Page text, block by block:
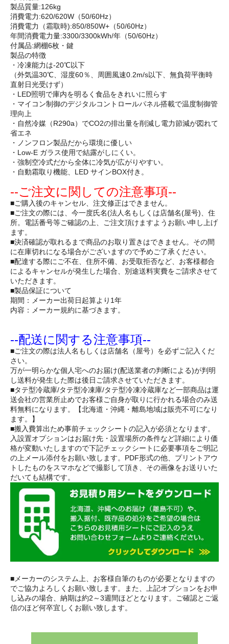
製品質量:126kg
消費電力:620/620W（50/60Hz）
消費電力（霜取時):850/850W+（50/60Hz）
年間消費電力量:3300/3300kWh/年（50/60Hz）
付属品:網棚6枚・鍵
製品の特徴
・冷凍能力は-20℃以下
（外気温30℃、湿度60％、周囲風速0.2m/s以下、無負荷平衡時
直射日光受けず）
・LED照明で庫内を明るく食品をきれいに照らす
・マイコン制御のデジタルコントロールパネル搭載で温度制御管
理向上
・自然冷媒（R290a）でCO2の排出量を削減し電力節減が図れて
省エネ
・ノンフロン製品だから環境に優しい
・Low-E ガラス使用で結露がしにくい。
・強制空冷式だから全体に冷気が広がりやすい。
・自動霜取り機能、LED サインBOX付き。
--ご注文に関しての注意事項--
■ご購入後のキャンセル、注文修正はできません。
■ご注文の際には、今一度氏名(法人名もしくは店舗名(屋号)、住
所。電話番号等ご確認の上、ご注文頂けますようお願い申し上げ
ます。
■決済確認が取れるまで商品のお取り置きはできません。その間
に在庫切れになる場合がございますので予めご了承ください。
■配達する際にご不在、住所不備、お受取拒否など、お客様都合
によるキャンセルが発生した場合、別途送料実費をご請求させて
いただきます。
■製品保証について
期間：メーカー出荷日起算より1年
内容：メーカー規約に基づきます。
--配送に関する注意事項--
■ご注文の際は法人名もしくは店舗名（屋号）を必ずご記入くだ
さい。
万が一明らかな個人宅へのお届け(配送業者の判断による)が判明
し送料が発生した際は後日ご請求させていただきます。
■タテ型冷蔵庫/タテ型冷凍庫/タテ型冷凍冷蔵庫など一部商品は運
送会社の営業所止めでお客様ご自身が取りに行かれる場合のみ送
料無料になります。【北海道・沖縄・離島地域は販売不可になり
ます。】
■搬入費算出ため事前チェックシートの記入が必須となります。
入設置オプションはお届け先・設置場所の条件など詳細により価
格が変動いたしますので下記チェックシートに必要事項をご明記
の上メール添付をお願い致します。PDF形式の他、プリントアウ
トしたものをスマホなどで撮影して頂き、その画像をお送りいた
だいても結構です。
■メーカーのシステム上、お客様自筆のものが必要となりますの
でご協力よろしくお願い致します。また、上記オプションをお申
し込みの場合、納期は約2～3週間ほどとなります。ご確認とご返
信のほど何卒宜しくお願い致します。